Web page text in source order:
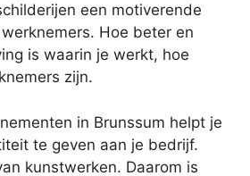
een motiverende
Hoe beter en
is waarin je werkt, hoe
zijn.
in Brunssum helpt je
te geven aan je bedrijf.
kunstwerken. Daarom is